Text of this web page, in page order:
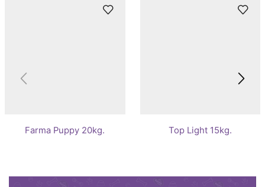
Farma Puppy 20kg. Top Light 15kg.